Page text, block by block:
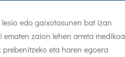
edo gaixotasunen bat izan
zaion lehen arreta medikoa
eta haren egoera